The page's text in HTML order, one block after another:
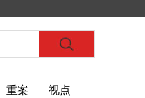
重案 视点